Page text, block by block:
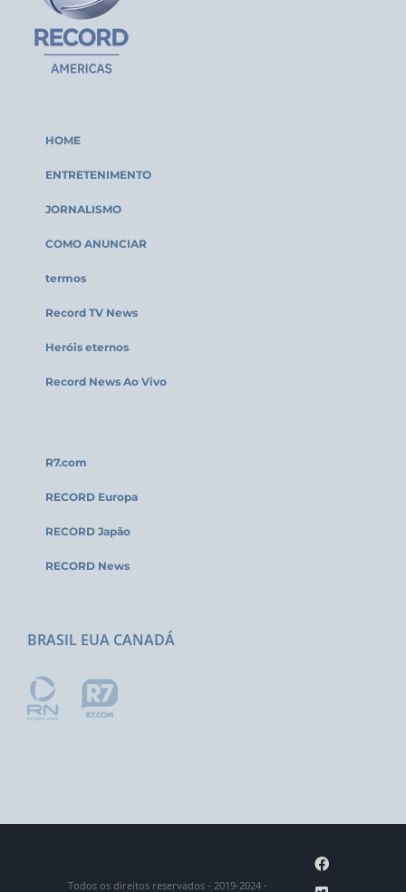
HOME
ENTRETENIMENTO
JORNALISMO
COMO ANUNCIAR
termos
Record TV News
Heróis eternos
Record News Ao Vivo
R7.com
RECORD Europa
RECORD Japão
RECORD News
BRASIL EUA CANADÁ
Todos os direitos reservados - 2019-2024 -
Facebook